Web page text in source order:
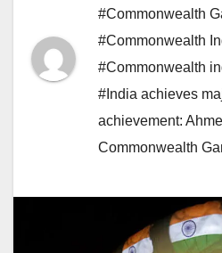
#Commonwealth
#Commonwealth
#Commonwealth
#India achieves
achievement:
Commonwealth